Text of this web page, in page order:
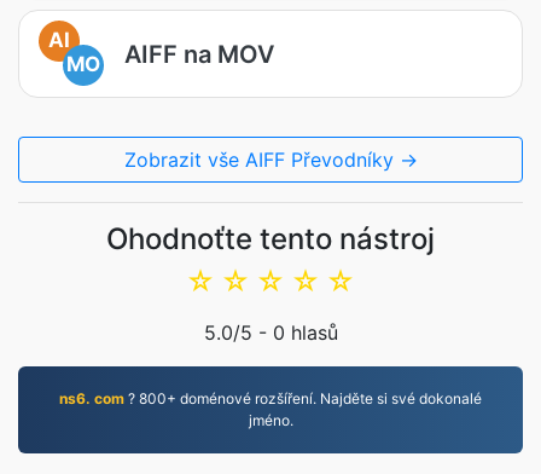
AI
MO
AIFF na MOV
Zobrazit vše AIFF Převodníky →
Ohodnoťte tento nástroj
☆
☆
☆
☆
☆
5.0/5 - 0 hlasů
ns6. com ? 800+ doménové rozšíření. Najděte si své dokonalé
jméno.